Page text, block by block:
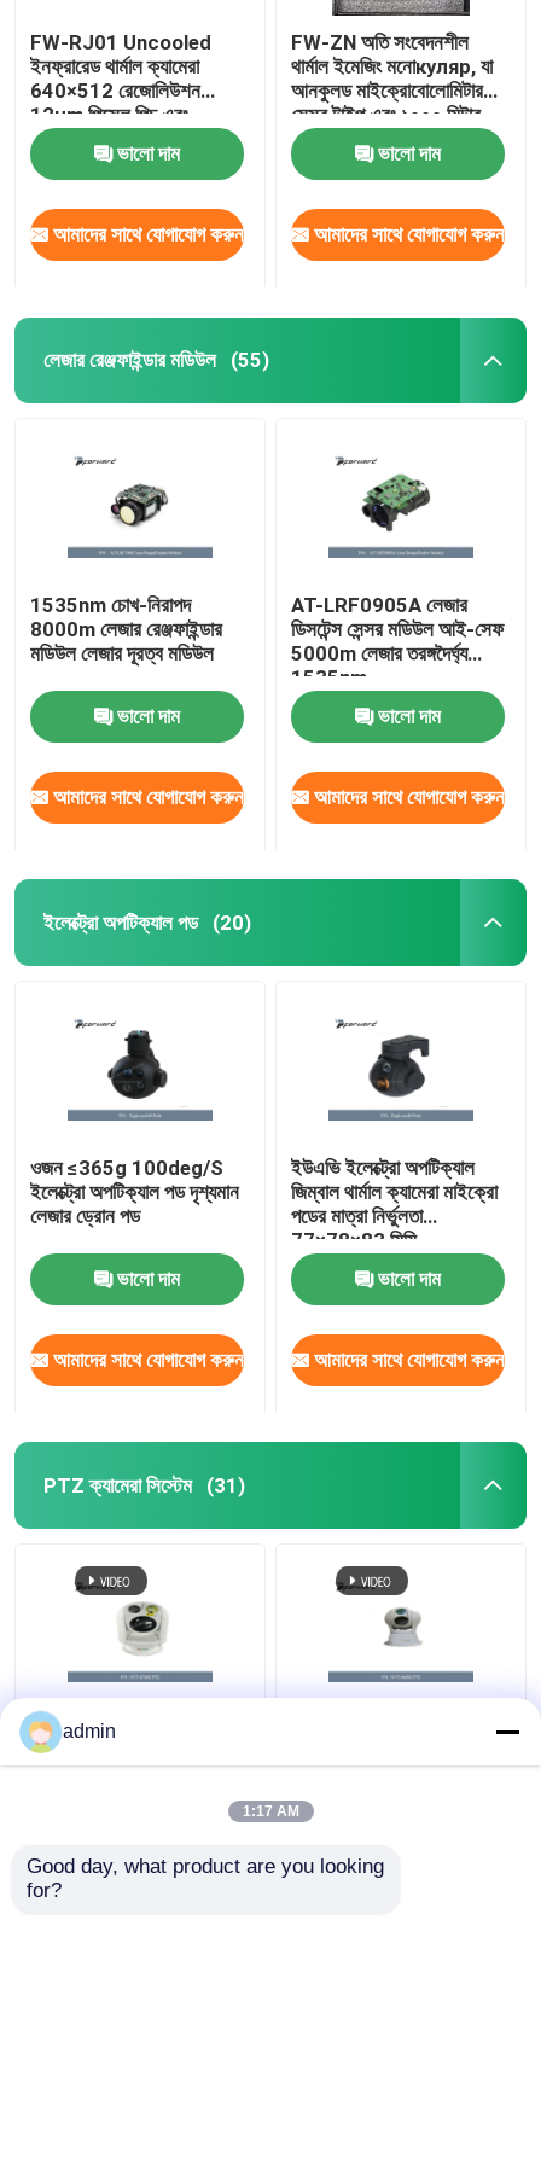
FW-RJ01 Uncooled
ইনফ্রারেড থার্মাল ক্যামেরা
640×512 রেজোলিউশন
12μm পিক্সেল পিচ এবং
≤40mk NETD সঙ্গে শিল্প
সনাক্তকরণের জন্য
ভালো দাম
আমাদের সাথে যোগাযোগ করুন
FW-ZN অতি সংবেদনশীল
থার্মাল ইমেজিং মনোкуляр, যা
আনকুলড মাইক্রোবোলোমিটার
সেন্সর টাইপ এবং ১০০০ মিটার
সনাক্তকরণ ক্ষমতা সহ
ভালো দাম
আমাদের সাথে যোগাযোগ করুন
লেজার রেঞ্জফাইন্ডার মডিউল (55)
1535nm চোখ-নিরাপদ
8000m লেজার রেঞ্জফাইন্ডার
মডিউল লেজার দূরত্ব মডিউল
ভালো দাম
আমাদের সাথে যোগাযোগ করুন
AT-LRF0905A লেজার
ডিসটেন্স সেন্সর মডিউল আই-সেফ
5000m লেজার তরঙ্গদৈর্ঘ্য
1535nm
ভালো দাম
আমাদের সাথে যোগাযোগ করুন
ইলেক্ট্রো অপটিক্যাল পড (20)
ওজন ≤365g 100deg/S
ইলেক্ট্রো অপটিক্যাল পড দৃশ্যমান
লেজার ড্রোন পড
ভালো দাম
আমাদের সাথে যোগাযোগ করুন
ইউএভি ইলেক্ট্রো অপটিক্যাল
জিম্বাল থার্মাল ক্যামেরা মাইক্রো
পডের মাত্রা নির্ভুলতা
77×78×83 মিমি
ভালো দাম
আমাদের সাথে যোগাযোগ করুন
PTZ ক্যামেরা সিস্টেম (31)
NVT-8700X 1080P
PTZ PTZ ক্যামেরা সিস্টেম
NVT-8900X PTZ ক্যামেরা
admin
1:17 AM
Good day, what product are you looking
for?